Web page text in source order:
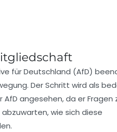
für Deutschland (AfD)
Der Schritt wird als
angesehen, da er Fragen
wie sich diese